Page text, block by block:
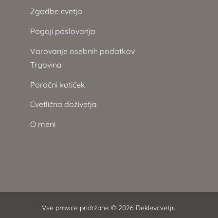
Zgodbe cvetja
Pogoji poslovanja
Varovanje osebnih podatkov
Trgovina
Poročni kotiček
Cvetlična doživetja
O meni
Vse pravice pridržane © 2026 Deklevcvetju